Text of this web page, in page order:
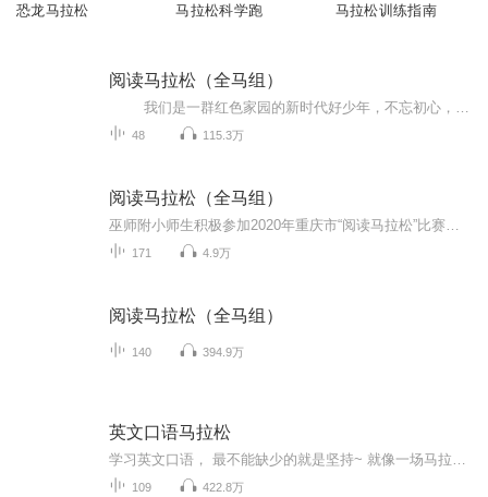
恐龙马拉松 马拉松科学跑 马拉松训练指南
阅读马拉松（全马组）
48 115.3万
阅读马拉松（全马组）
171 4.9万
阅读马拉松（全马组）
140 394.9万
英文口语马拉松
109 422.8万